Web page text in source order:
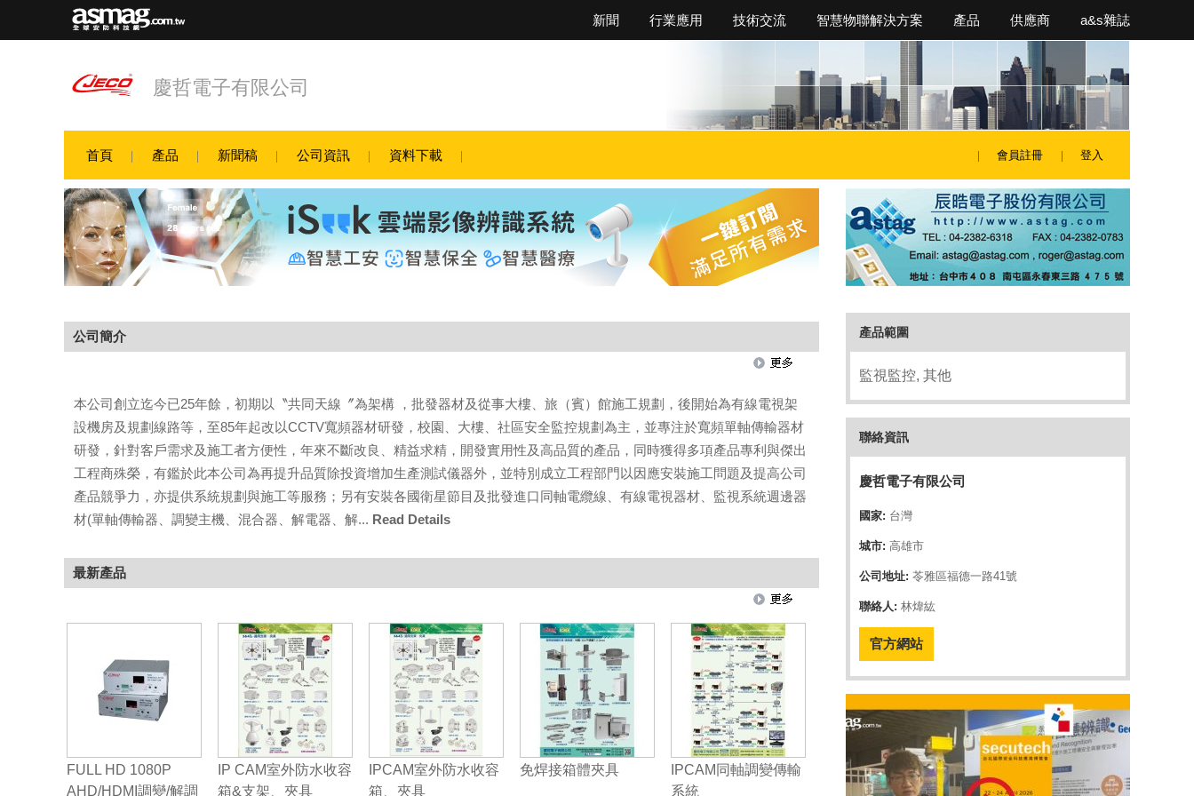
新聞 行業應用 技術交流 智慧物聯解決方案 產品 供應商 a&s雜誌
慶哲電子有限公司
首頁 產品 新聞稿 公司資訊 資料下載 會員註冊 登入
產品範圍
監視監控, 其他
聯絡資訊
慶哲電子有限公司
國家: 台灣
城市: 高雄市
公司地址: 苓雅區福德一路41號
聯絡人: 林煒紘
官方網站
公司簡介
本公司創立迄今已25年餘，初期以〝共同天線〞為架構 ，批發器材及從事大樓、旅（賓）館施工規劃，後開始為有線電視架
設機房及規劃線路等，至85年起改以CCTV寬頻器材研發，校園、大樓、社區安全監控規劃為主，並專注於寬頻單軸傳輸器材
研發，針對客戶需求及施工者方便性，年來不斷改良、精益求精，開發實用性及高品質的產品，同時獲得多項產品專利與傑出
工程商殊榮，有鑑於此本公司為再提升品質除投資增加生產測試儀器外，並特別成立工程部門以因應安裝施工問題及提高公司
產品競爭力，亦提供系統規劃與施工等服務；另有安裝各國衛星節目及批發進口同軸電纜線、有線電視器材、監視系統週邊器
材(單軸傳輸器、調變主機、混合器、解電器、解... Read Details
最新產品
FULL HD 1080P
AHD/HDMI調變/解調
IP CAM室外防水收容
箱&支架、夾具
IPCAM室外防水收容
箱、夾具
免焊接箱體夾具
IPCAM同軸調變傳輸
系統